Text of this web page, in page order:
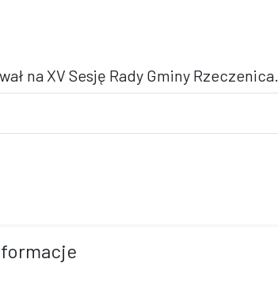
na XV Sesję Rady Gminy Rzeczenica.